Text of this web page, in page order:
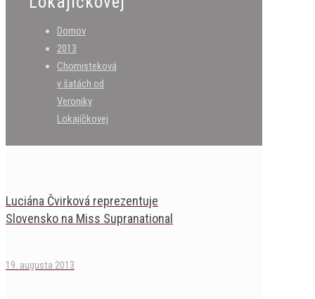
Domov
2013
Chomisteková
v šatách od
Veroniky
Lokajíčkovej
Luciána Čvirková reprezentuje
Slovensko na Miss Supranational
19. augusta 2013